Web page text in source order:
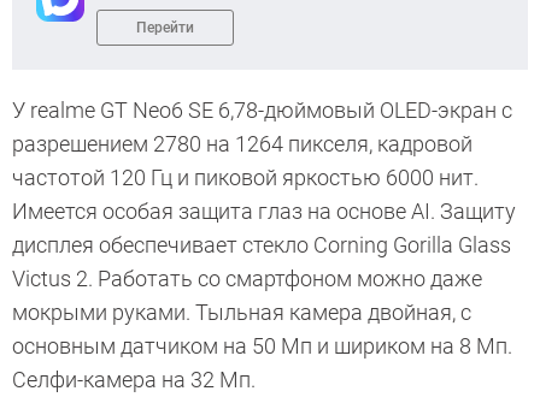
Перейти
У realme GT Neo6 SE 6,78-дюймовый OLED-экран с
разрешением 2780 на 1264 пикселя, кадровой
частотой 120 Гц и пиковой яркостью 6000 нит.
Имеется особая защита глаз на основе AI. Защиту
дисплея обеспечивает стекло Corning Gorilla Glass
Victus 2. Работать со смартфоном можно даже
мокрыми руками. Тыльная камера двойная, с
основным датчиком на 50 Мп и шириком на 8 Мп.
Селфи-камера на 32 Мп.